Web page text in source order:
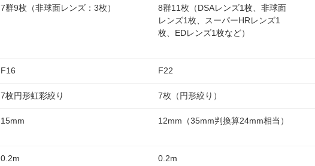
7群9枚（非球面レンズ：3枚）
F16
7枚円形虹彩絞り
15mm
0.2m
8群11枚（DSAレンズ1枚、非球面
レンズ1枚、スーパーHRレンズ1
枚、EDレンズ1枚など）
F22
7枚（円形絞り）
12mm（35mm判換算24mm相当）
0.2m